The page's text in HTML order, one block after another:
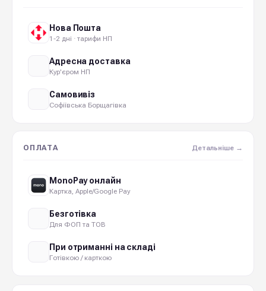
Нова Пошта
1-2 дні · тарифи НП
Адресна доставка
Кур'єром НП
Самовивіз
Софіївська Борщагівка
ОПЛАТА Детальніше →
MonoPay онлайн
Картка, Apple/Google Pay
Безготівка
Для ФОП та ТОВ
При отриманні на складі
Готівкою / карткою